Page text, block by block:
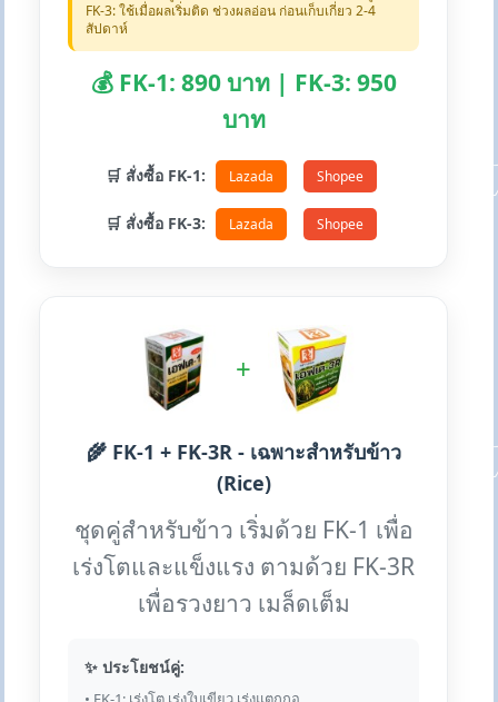
FK-3: ใช้เมื่อผลเริ่มติด ช่วงผลอ่อน ก่อนเก็บเกี่ยว 2-4
สัปดาห์
💰 FK-1: 890 บาท | FK-3: 950
บาท
🛒 สั่งซื้อ FK-1: Lazada Shopee
🛒 สั่งซื้อ FK-3: Lazada Shopee
+
🌾 FK-1 + FK-3R - เฉพาะสำหรับข้าว
(Rice)
ชุดคู่สำหรับข้าว เริ่มด้วย FK-1 เพื่อ
เร่งโตและแข็งแรง ตามด้วย FK-3R
เพื่อรวงยาว เมล็ดเต็ม
✨ ประโยชน์คู่: